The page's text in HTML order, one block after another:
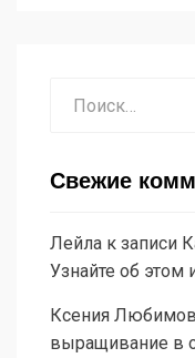
Свежие
Лейла к записи
Узнайте об этом
Ксения
выращивание в